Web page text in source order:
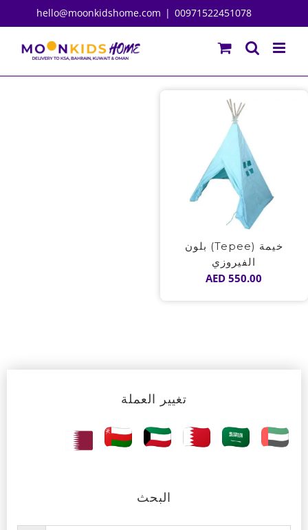
to
content
00971522451078
|
hello@moonkidshome.com
خيمة (Tepee) بلون
الفيروزي
AED 550.00
تغيير العملة
البحث